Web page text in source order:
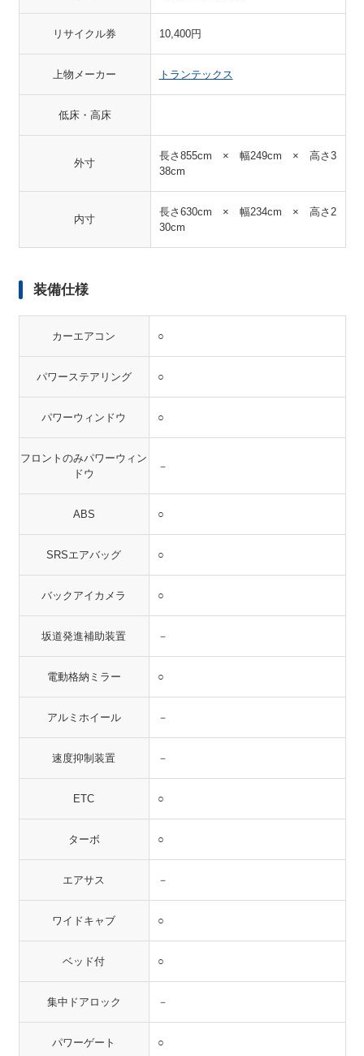
リサイクル券 10,400円
上物メーカー トランテックス
低床・高床
外寸
長さ855cm × 幅249cm × 高さ3
38cm
内寸
長さ630cm × 幅234cm × 高さ2
30cm
装備仕様
カーエアコン ○
パワーステアリング ○
パワーウィンドウ ○
フロントのみパワーウィン
ドウ
－
ABS ○
SRSエアバッグ ○
バックアイカメラ ○
坂道発進補助装置 －
電動格納ミラー ○
アルミホイール －
速度抑制装置 －
ETC ○
ターボ ○
エアサス －
ワイドキャブ ○
ベッド付 ○
集中ドアロック －
パワーゲート ○